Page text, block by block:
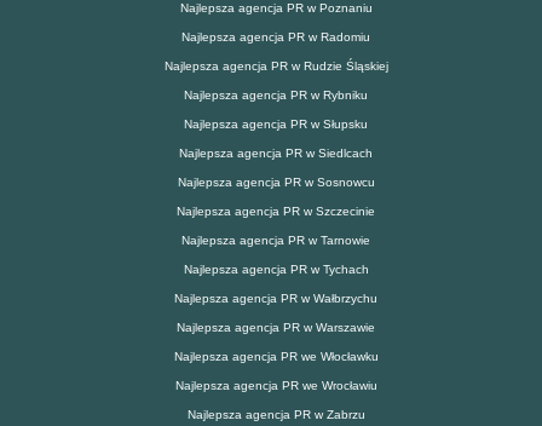
Najlepsza agencja PR w Poznaniu
Najlepsza agencja PR w Radomiu
Najlepsza agencja PR w Rudzie Śląskiej
Najlepsza agencja PR w Rybniku
Najlepsza agencja PR w Słupsku
Najlepsza agencja PR w Siedlcach
Najlepsza agencja PR w Sosnowcu
Najlepsza agencja PR w Szczecinie
Najlepsza agencja PR w Tarnowie
Najlepsza agencja PR w Tychach
Najlepsza agencja PR w Wałbrzychu
Najlepsza agencja PR w Warszawie
Najlepsza agencja PR we Włocławku
Najlepsza agencja PR we Wrocławiu
Najlepsza agencja PR w Zabrzu